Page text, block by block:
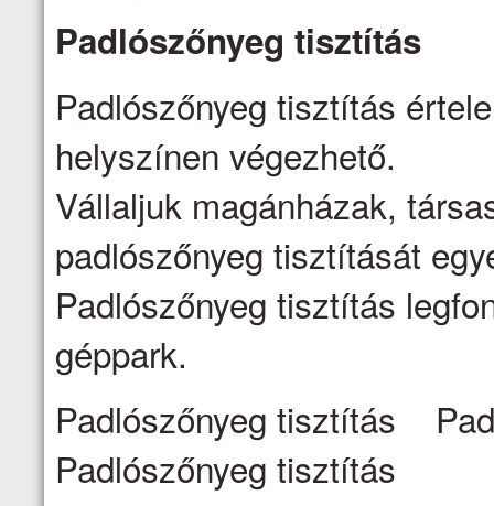
Padlószőnyeg tisztítás
Padlószőnyeg tisztítás
helyszínen végezhető.
Vállaljuk magánházak,
padlószőnyeg tisztítását
Padlószőnyeg tisztítás
géppark.
Padlószőnyeg tisztítás
Padlószőnyeg tisztítás